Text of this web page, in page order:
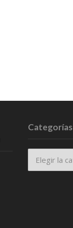
Categorías